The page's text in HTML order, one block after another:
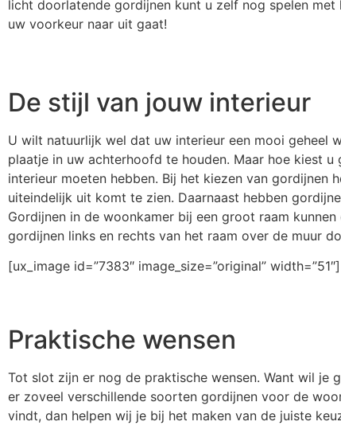
licht doorlatende gordijnen kunt u zelf nog spelen
uw voorkeur naar uit gaat!
De stijl van jouw interieur
U wilt natuurlijk wel dat uw interieur een mooi geheel
plaatje in uw achterhoofd te houden. Maar hoe kiest
interieur moeten hebben. Bij het kiezen van gordijnen
uiteindelijk uit komt te zien. Daarnaast hebben
Gordijnen in de woonkamer bij een groot raam
gordijnen links en rechts van het raam over de muur
[ux_image id=”7383″ image_size=”original” width=”51″]
Praktische wensen
Tot slot zijn er nog de praktische wensen. Want wil je
er zoveel verschillende soorten gordijnen voor de
vindt, dan helpen wij je bij het maken van de juiste